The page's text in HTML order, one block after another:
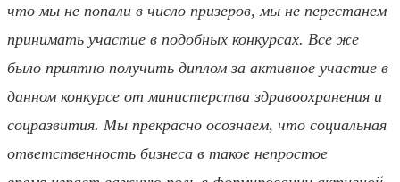
что мы не попали в число призеров, мы не перестанем
принимать участие в подобных конкурсах. Все же
было приятно получить диплом за активное участие в
данном конкурсе от министерства здравоохранения и
соцразвития. Мы прекрасно осознаем, что социальная
ответственность бизнеса в такое непростое